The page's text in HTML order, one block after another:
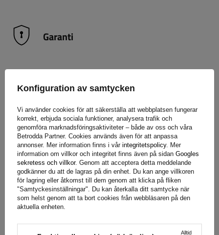
Garanti
När du köper en produkt från vårt sortiment får du 2 års
garanti.Tack vare detta kan du använda den utan att oroa
dig för konsekvenserna av ett eventuellt fel. För att
säkerställa din tillfredsställelse har vi förenklat processen för
att lämna in eventuella reklamationer så mycket som möjligt
– allt du behöver göra är attfyll i och skicka in formuläret
som finns på vår webbplats.
Hjälp
produkter? Kontakta oss! Unitrailers specialister ger dig
Konfiguration av samtycken
Vi använder cookies för att säkerställa att webbplatsen fungerar
korrekt, erbjuda sociala funktioner, analysera trafik och
genomföra marknadsföringsaktiviteter – både av oss och våra
Betrodda Partner. Cookies används även för att anpassa
annonser. Mer information finns i vår integritetspolicy. Mer
information om villkor och integritet finns även på sidan Googles
sekretess och villkor. Genom att acceptera detta meddelande
godkänner du att de lagras på din enhet. Du kan ange villkoren
för lagring eller åtkomst till dem genom att klicka på fliken
"Samtyckesinställningar". Du kan återkalla ditt samtycke när
som helst genom att ta bort cookies från webbläsaren på den
aktuella enheten.
Alltid